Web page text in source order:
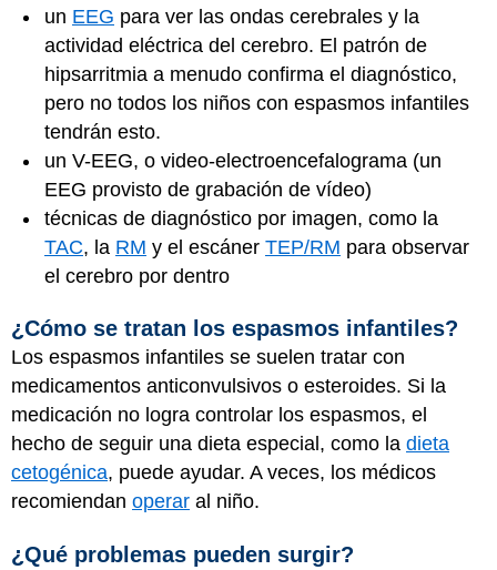
un EEG para ver las ondas cerebrales y la
actividad eléctrica del cerebro. El patrón de
hipsarritmia a menudo confirma el diagnóstico,
pero no todos los niños con espasmos infantiles
tendrán esto.
un V-EEG, o video-electroencefalograma (un
EEG provisto de grabación de vídeo)
técnicas de diagnóstico por imagen, como la
TAC, la RM y el escáner TEP/RM para observar
el cerebro por dentro
¿Cómo se tratan los espasmos infantiles?
Los espasmos infantiles se suelen tratar con
medicamentos anticonvulsivos o esteroides. Si la
medicación no logra controlar los espasmos, el
hecho de seguir una dieta especial, como la dieta
cetogénica, puede ayudar. A veces, los médicos
recomiendan operar al niño.
¿Qué problemas pueden surgir?